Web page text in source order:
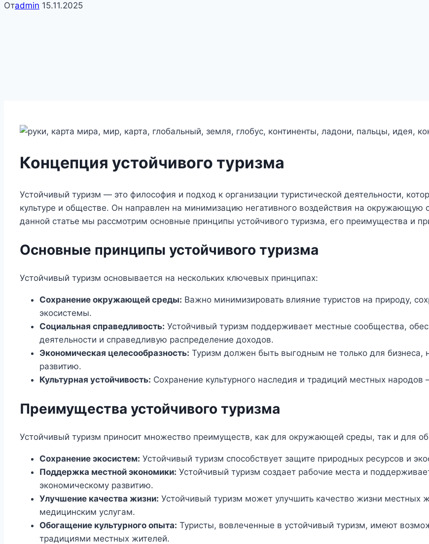
Отadmin 15.11.2025
Концепция устойчивого туризма
Устойчивый туризм — это философия и подход к организации туристической деятельности,
культуре и обществе. Он направлен на минимизацию негативного воздействия на
данной статье мы рассмотрим основные принципы устойчивого туризма, его преимущества и
Основные принципы устойчивого туризма
Устойчивый туризм основывается на нескольких ключевых принципах:
Сохранение окружающей среды: Важно минимизировать влияние туристов на природу,
экосистемы.
Социальная справедливость: Устойчивый туризм поддерживает местные сообщества,
деятельности и справедливую распределение доходов.
Экономическая целесообразность: Туризм должен быть выгодным не только для бизнеса,
развитию.
Культурная устойчивость: Сохранение культурного наследия и традиций местных
Преимущества устойчивого туризма
Устойчивый туризм приносит множество преимуществ, как для окружающей среды, так и для
Сохранение экосистем: Устойчивый туризм способствует защите природных ресурсов и
Поддержка местной экономики: Устойчивый туризм создает рабочие места и
экономическому развитию.
Улучшение качества жизни: Устойчивый туризм может улучшить качество жизни местных
медицинским услугам.
Обогащение культурного опыта: Туристы, вовлеченные в устойчивый туризм, имеют
традициями местных жителей.